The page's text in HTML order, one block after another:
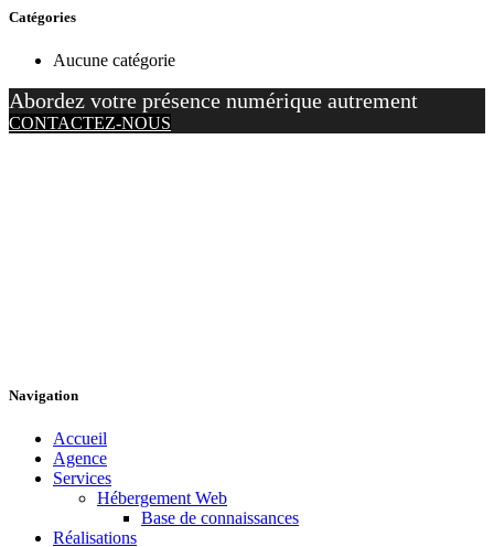
Catégories
Aucune catégorie
Abordez votre présence numérique autrement
CONTACTEZ-NOUS
Navigation
Accueil
Agence
Services
Hébergement Web
Base de connaissances
Réalisations